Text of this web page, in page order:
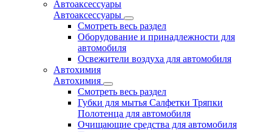
Автоаксессуары
Автоаксессуары
Смотреть весь раздел
Оборудование и принадлежности для
автомобиля
Освежители воздуха для автомобиля
Автохимия
Автохимия
Смотреть весь раздел
Губки для мытья Салфетки Тряпки
Полотенца для автомобиля
Очищающие средства для автомобиля